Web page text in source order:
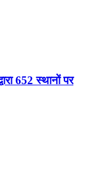
652 स्थानों पर